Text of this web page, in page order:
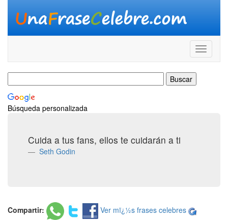
Búsqueda personalizada
Cuida a tus fans, ellos te cuidarán a ti
Seth Godin
Compartir: Ver mï¿½s frases celebres